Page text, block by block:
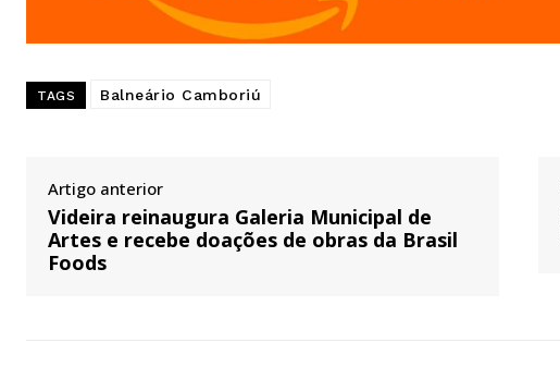
TAGS Balneário Camboriú
Artigo anterior
Videira reinaugura Galeria Municipal de
Artes e recebe doações de obras da Brasil
Foods